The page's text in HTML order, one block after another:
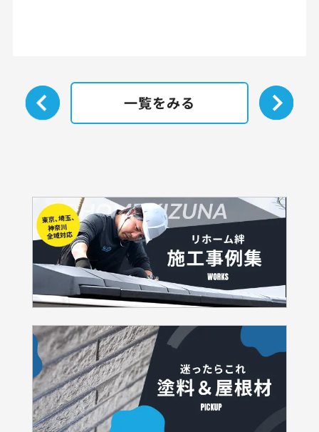
一覧をみる